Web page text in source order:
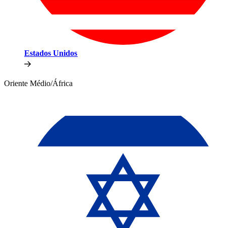
Estados Unidos​​
Oriente Médio/África​​